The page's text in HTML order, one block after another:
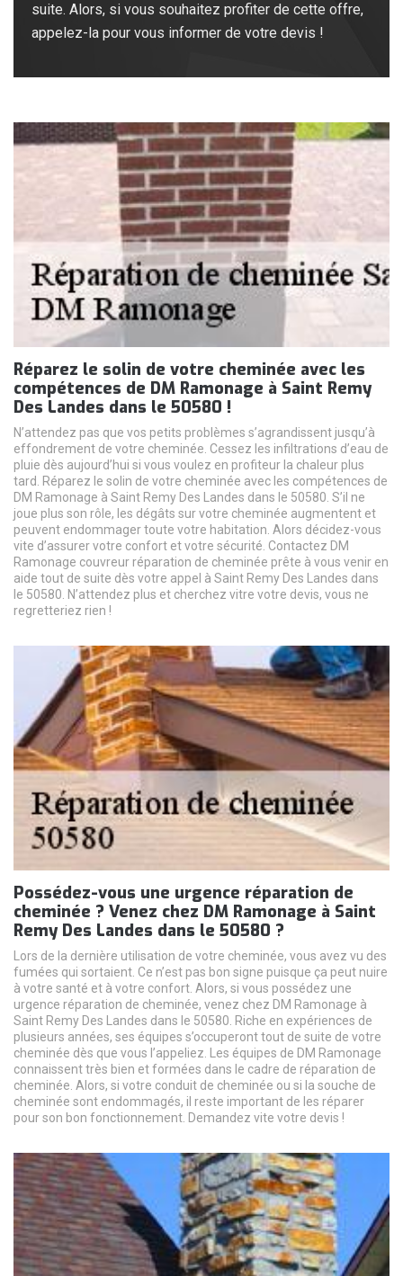
suite. Alors, si vous souhaitez profiter de cette offre,
appelez-la pour vous informer de votre devis !
Réparez le solin de votre cheminée avec les
compétences de DM Ramonage à Saint Remy
Des Landes dans le 50580 !
N’attendez pas que vos petits problèmes s’agrandissent jusqu’à
effondrement de votre cheminée. Cessez les infiltrations d’eau de
pluie dès aujourd’hui si vous voulez en profiteur la chaleur plus
tard. Réparez le solin de votre cheminée avec les compétences de
DM Ramonage à Saint Remy Des Landes dans le 50580. S’il ne
joue plus son rôle, les dégâts sur votre cheminée augmentent et
peuvent endommager toute votre habitation. Alors décidez-vous
vite d’assurer votre confort et votre sécurité. Contactez DM
Ramonage couvreur réparation de cheminée prête à vous venir en
aide tout de suite dès votre appel à Saint Remy Des Landes dans
le 50580. N’attendez plus et cherchez vitre votre devis, vous ne
regretteriez rien !
Possédez-vous une urgence réparation de
cheminée ? Venez chez DM Ramonage à Saint
Remy Des Landes dans le 50580 ?
Lors de la dernière utilisation de votre cheminée, vous avez vu des
fumées qui sortaient. Ce n’est pas bon signe puisque ça peut nuire
à votre santé et à votre confort. Alors, si vous possédez une
urgence réparation de cheminée, venez chez DM Ramonage à
Saint Remy Des Landes dans le 50580. Riche en expériences de
plusieurs années, ses équipes s’occuperont tout de suite de votre
cheminée dès que vous l’appeliez. Les équipes de DM Ramonage
connaissent très bien et formées dans le cadre de réparation de
cheminée. Alors, si votre conduit de cheminée ou si la souche de
cheminée sont endommagés, il reste important de les réparer
pour son bon fonctionnement. Demandez vite votre devis !